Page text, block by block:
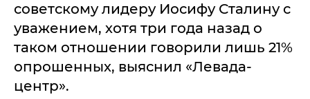
советскому лидеру Иосифу Сталину с
уважением, хотя три года назад о
таком отношении говорили лишь 21%
опрошенных, выяснил «Левада-
центр».